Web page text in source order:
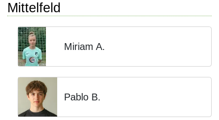
Mittelfeld
Miriam A.
Pablo B.